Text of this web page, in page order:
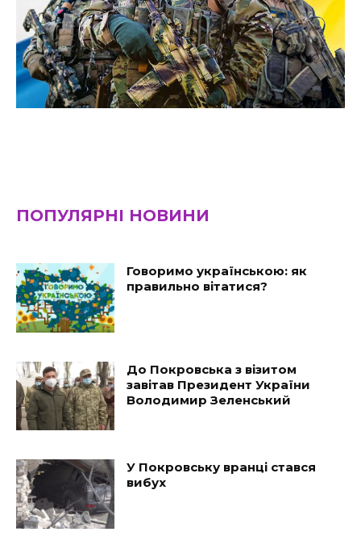
ПОПУЛЯРНІ НОВИНИ
Говоримо українською: як
правильно вітатися?
До Покровська з візитом
завітав Президент України
Володимир Зеленський
У Покровську вранці стався
вибух